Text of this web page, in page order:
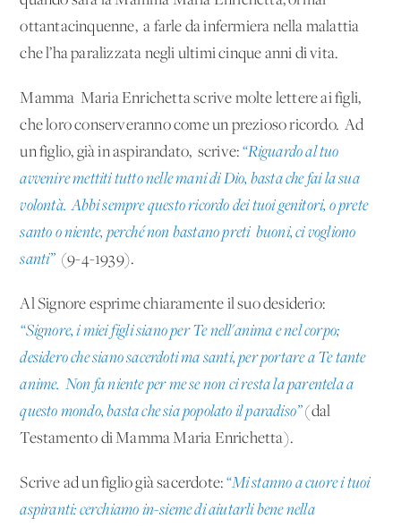
ottantacinquenne, a farle da infermiera nella malattia
che l’ha paralizzata negli ultimi cinque anni di vita.
Mamma Maria Enrichetta scrive molte lettere ai figli,
che loro conserveranno come un prezioso ricordo. Ad
un figlio, già in aspirandato, scrive: “Riguardo al tuo
avvenire mettiti tutto nelle mani di Dio, basta che fai la sua
volontà. Abbi sempre questo ricordo dei tuoi genitori, o prete
santo o niente, perché non bastano preti buoni, ci vogliono
santi”(9-4-1939).
Al Signore esprime chiaramente il suo desiderio:
“Signore, i miei figli siano per Te nell'anima e nel corpo;
desidero che siano sacerdoti ma santi, per portare a Te tante
anime. Non fa niente per me se non ci resta la parentela a
questo mondo, basta che sia popolato il paradiso”(dal
Testamento di Mamma Maria Enrichetta).
Scrive ad un figlio già sacerdote: “Mi stanno a cuore i tuoi
aspiranti: cerchiamo in-sieme di aiutarli bene nella